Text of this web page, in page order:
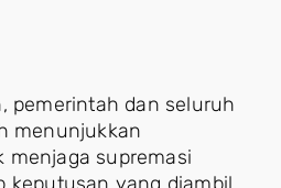
pemerintah dan seluruh
menunjukkan
supremasi